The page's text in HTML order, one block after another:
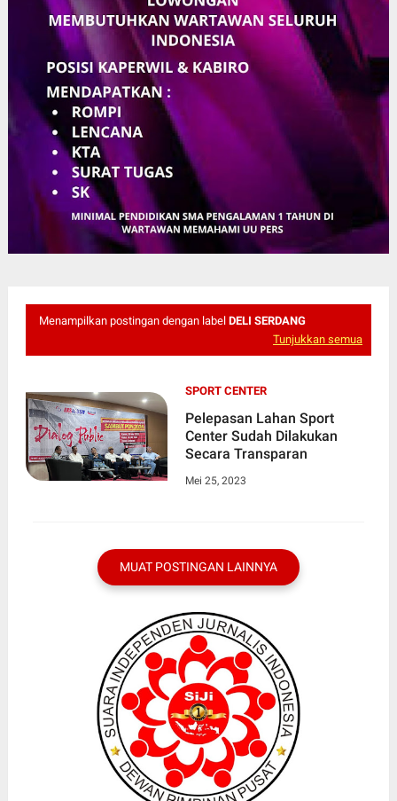
Menampilkan postingan dengan label DELI SERDANG
Tunjukkan semua
SPORT CENTER
Pelepasan Lahan Sport
Center Sudah Dilakukan
Secara Transparan
Mei 25, 2023
MUAT POSTINGAN LAINNYA